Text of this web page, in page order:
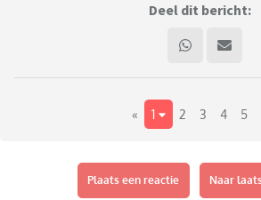
Deel dit bericht:
« 1 2 3 4 5
Plaats een reactie Naar